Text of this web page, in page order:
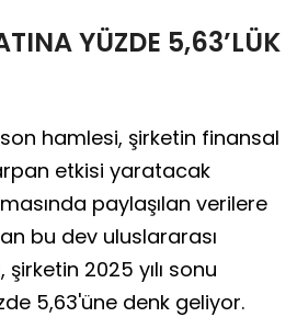
YÜZDE 5,63’LÜK
hamlesi, şirketin finansal
etkisi yaratacak
paylaşılan verilere
bu dev uluslararası
2025 yılı sonu
5,63'üne denk geliyor.